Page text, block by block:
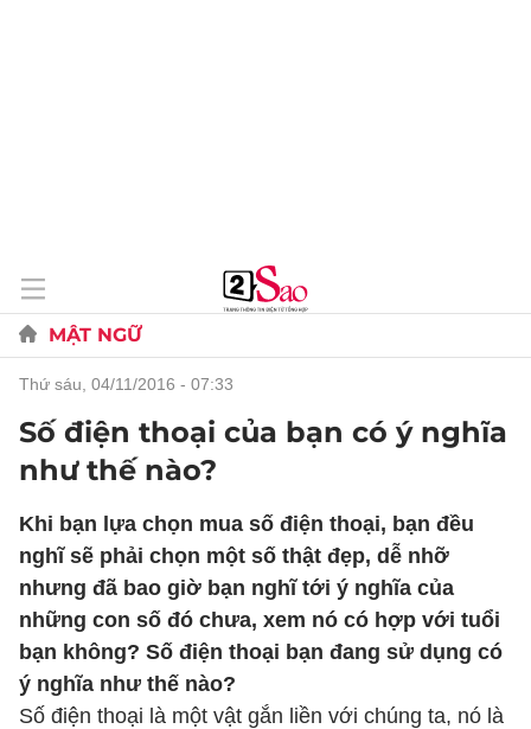
MẬT NGỮ
thứ sáu, 04/11/2016 - 07:33
Số điện thoại của bạn có ý nghĩa
như thế nào?
Khi bạn lựa chọn mua số điện thoại, bạn đều
nghĩ sẽ phải chọn một số thật đẹp, dễ nhỡ
nhưng đã bao giờ bạn nghĩ tới ý nghĩa của
những con số đó chưa, xem nó có hợp với tuổi
bạn không? Số điện thoại bạn đang sử dụng có
ý nghĩa như thế nào?
Số điện thoại là một vật gắn liền với chúng ta, nó là